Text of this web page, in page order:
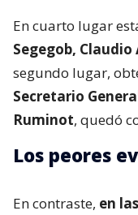
En cuarto lugar
Segegob,
segundo lugar,
Secretario
Ruminot, quedó
Los peores
En contraste, en